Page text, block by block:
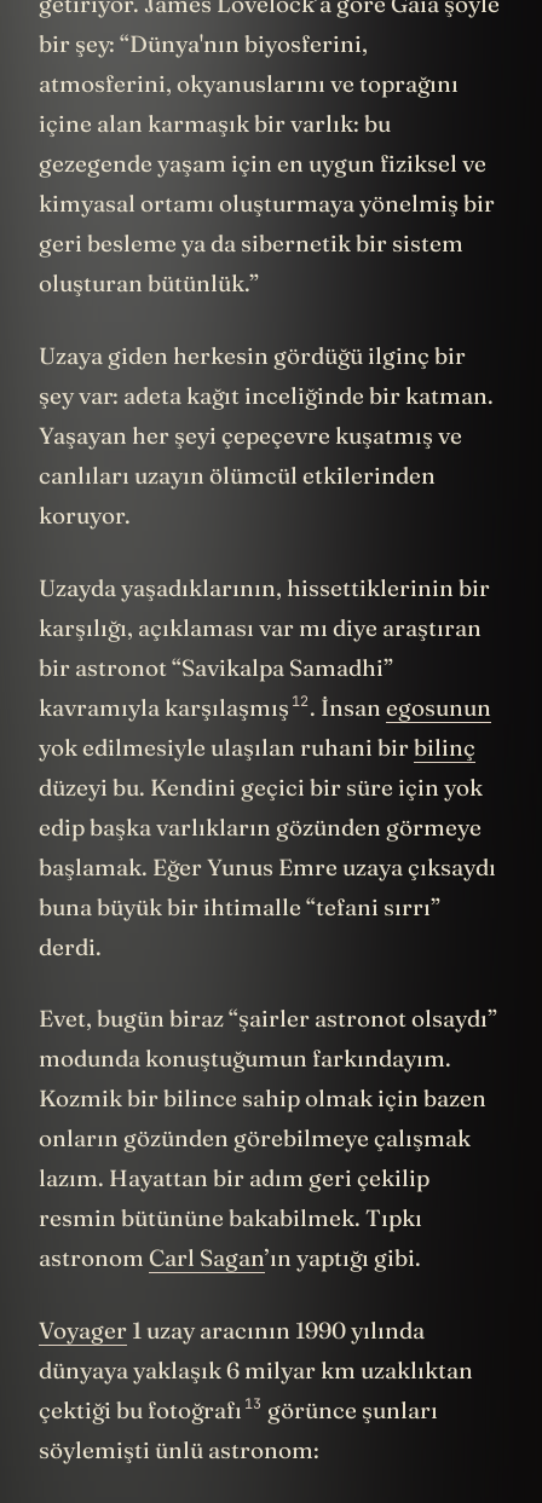
bir şey: “Dünya'nın biyosferini,
atmosferini, okyanuslarını ve toprağını
içine alan karmaşık bir varlık: bu
gezegende yaşam için en uygun fiziksel ve
kimyasal ortamı oluşturmaya yönelmiş bir
geri besleme ya da sibernetik bir sistem
oluşturan bütünlük.”
Uzaya giden herkesin gördüğü ilginç bir
şey var: adeta kağıt inceliğinde bir katman.
Yaşayan her şeyi çepeçevre kuşatmış ve
canlıları uzayın ölümcül etkilerinden
koruyor.
Uzayda yaşadıklarının, hissettiklerinin bir
karşılığı, açıklaması var mı diye araştıran
bir astronot “Savikalpa Samadhi”
kavramıyla karşılaşmış 12. İnsan egosunun
yok edilmesiyle ulaşılan ruhani birbilinç
düzeyi bu. Kendini geçici bir süre için yok
edip başka varlıkların gözünden görmeye
başlamak. Eğer Yunus Emre uzaya çıksaydı
buna büyük bir ihtimalle “tefani sırrı”
derdi.
Evet, bugün biraz “şairler astronot olsaydı”
modunda konuştuğumun farkındayım.
Kozmik bir bilince sahip olmak için bazen
onların gözünden görebilmeye çalışmak
lazım. Hayattan bir adım geri çekilip
resmin bütününe bakabilmek. Tıpkı
astronom Carl Sagan’ın yaptığı gibi.
Voyager 1 uzay aracının 1990 yılında
dünyaya yaklaşık 6 milyar km uzaklıktan
çektiği bu fotoğrafı 13 görünce şunları
söylemişti ünlü astronom: